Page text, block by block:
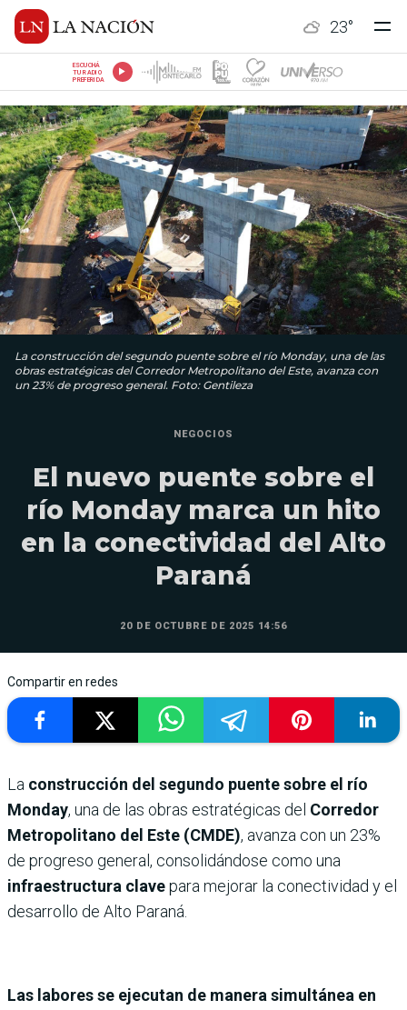
23°
ESCUCHÁ
TU RADIO
PREFERIDA
La construcción del segundo puente sobre el río Monday, una de las
obras estratégicas del Corredor Metropolitano del Este, avanza con
un 23% de progreso general. Foto: Gentileza
NEGOCIOS
El nuevo puente sobre el
río Monday marca un hito
en la conectividad del Alto
Paraná
20 DE OCTUBRE DE 2025 14:56
Compartir en redes
La construcción del segundo puente sobre el río
Monday, una de las obras estratégicas del Corredor
Metropolitano del Este (CMDE), avanza con un 23%
de progreso general, consolidándose como una
infraestructura clavepara mejorar la conectividad y el
desarrollo de Alto Paraná.
Las labores se ejecutan de manera simultánea en